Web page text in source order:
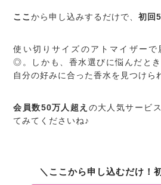
ここから申し込みするだけで、初回
使い切りサイズのアトマイザーで
◎。しかも、香水選びに悩んだと
自分の好みに合った香水を見つけら
会員数50万人超え の大人気サービ
てみてくださいね♪
＼ここから申し込むだけ！